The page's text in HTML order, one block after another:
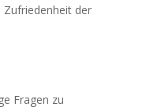
Zufriedenheit der
Fragen zu